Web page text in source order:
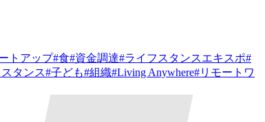
トアップ#食#資金調達#ライフスタンスエキスポ#
タンス#子ども#組織#Living Anywhere#リモートワ